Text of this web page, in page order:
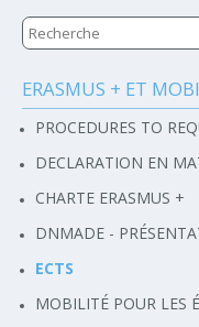
Navigation
ERASMUS + ET
PROCEDURES TO
DECLARATION EN
CHARTE ERASMUS +
DNMADE -
ECTS
MOBILITÉ POUR LES